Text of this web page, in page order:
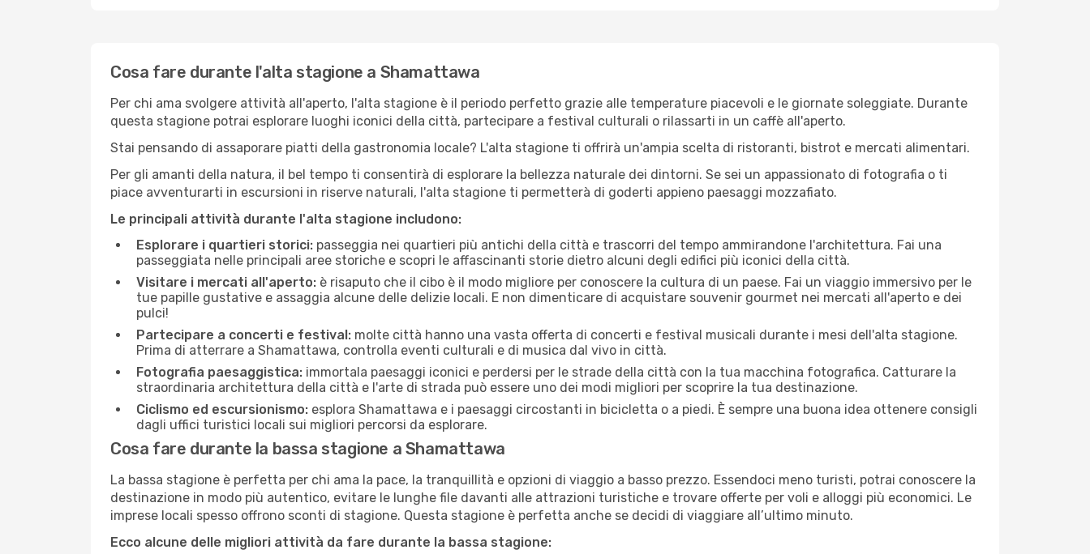
Cosa fare durante l'alta stagione a Shamattawa
Per chi ama svolgere attività all'aperto, l'alta stagione è il periodo perfetto grazie alle temperature piacevoli e le giornate soleggiate. Durante
questa stagione potrai esplorare luoghi iconici della città, partecipare a festival culturali o rilassarti in un caffè all'aperto.
Stai pensando di assaporare piatti della gastronomia locale? L'alta stagione ti offrirà un'ampia scelta di ristoranti, bistrot e mercati alimentari.
Per gli amanti della natura, il bel tempo ti consentirà di esplorare la bellezza naturale dei dintorni. Se sei un appassionato di fotografia o ti
piace avventurarti in escursioni in riserve naturali, l'alta stagione ti permetterà di goderti appieno paesaggi mozzafiato.
Le principali attività durante l'alta stagione includono:
Esplorare i quartieri storici: passeggia nei quartieri più antichi della città e trascorri del tempo ammirandone l'architettura. Fai una
passeggiata nelle principali aree storiche e scopri le affascinanti storie dietro alcuni degli edifici più iconici della città.
Visitare i mercati all'aperto: è risaputo che il cibo è il modo migliore per conoscere la cultura di un paese. Fai un viaggio immersivo per le
tue papille gustative e assaggia alcune delle delizie locali. E non dimenticare di acquistare souvenir gourmet nei mercati all'aperto e dei
pulci!
Partecipare a concerti e festival: molte città hanno una vasta offerta di concerti e festival musicali durante i mesi dell'alta stagione.
Prima di atterrare a Shamattawa, controlla eventi culturali e di musica dal vivo in città.
Fotografia paesaggistica: immortala paesaggi iconici e perdersi per le strade della città con la tua macchina fotografica. Catturare la
straordinaria architettura della città e l'arte di strada può essere uno dei modi migliori per scoprire la tua destinazione.
Ciclismo ed escursionismo: esplora Shamattawa e i paesaggi circostanti in bicicletta o a piedi. È sempre una buona idea ottenere consigli
dagli uffici turistici locali sui migliori percorsi da esplorare.
Cosa fare durante la bassa stagione a Shamattawa
La bassa stagione è perfetta per chi ama la pace, la tranquillità e opzioni di viaggio a basso prezzo. Essendoci meno turisti, potrai conoscere la
destinazione in modo più autentico, evitare le lunghe file davanti alle attrazioni turistiche e trovare offerte per voli e alloggi più economici. Le
imprese locali spesso offrono sconti di stagione. Questa stagione è perfetta anche se decidi di viaggiare all’ultimo minuto.
Ecco alcune delle migliori attività da fare durante la bassa stagione: